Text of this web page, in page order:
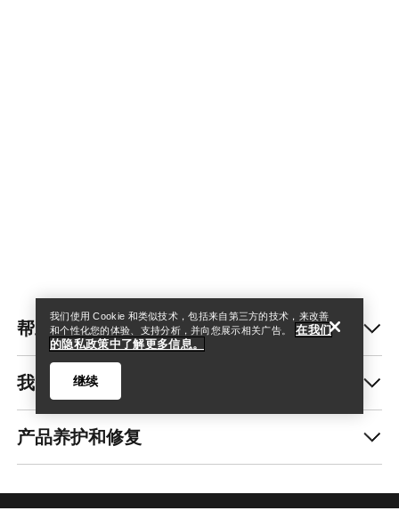
Help
帮助中心
我的账户
产品养护和修复
我们使用 Cookie 和类似技术，包括来自第三方的技术，来改善
和个性化您的体验、支持分析，并向您展示相关广告。
在我们
的隐私政策中了解更多信息。
继续